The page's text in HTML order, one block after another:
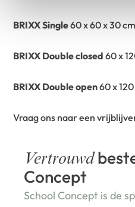
BRIXX Single60 x 60 x 30
BRIXX Double closed 60 x
BRIXX Double open60 x
Vraag ons naar een
Vertrouwd
Concept
School Concept is de